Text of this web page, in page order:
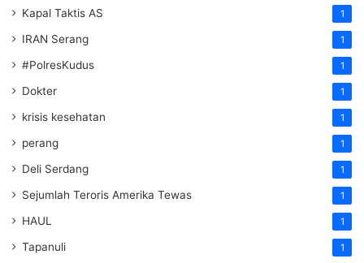
Kapal Taktis AS 1
IRAN Serang 1
#PolresKudus 1
Dokter 1
krisis kesehatan 1
perang 1
Deli Serdang 1
Sejumlah Teroris Amerika Tewas 1
HAUL 1
Tapanuli 1